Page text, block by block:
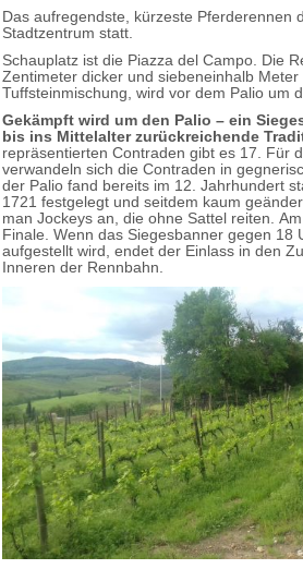
Das aufregendste, kürzeste Pferderennen
Stadtzentrum statt.
Schauplatz ist die Piazza del Campo. Die
Zentimeter dicker und siebeneinhalb
Tuffsteinmischung, wird vor dem Palio um
Gekämpft wird um den Palio – ein
bis ins Mittelalter zurückreichende
repräsentierten Contraden gibt es 17. Für
verwandeln sich die Contraden in
der Palio fand bereits im 12. Jahrhundert
1721 festgelegt und seitdem kaum
man Jockeys an, die ohne Sattel reiten.
Finale. Wenn das Siegesbanner gegen 18
aufgestellt wird, endet der Einlass in den
Inneren der Rennbahn.